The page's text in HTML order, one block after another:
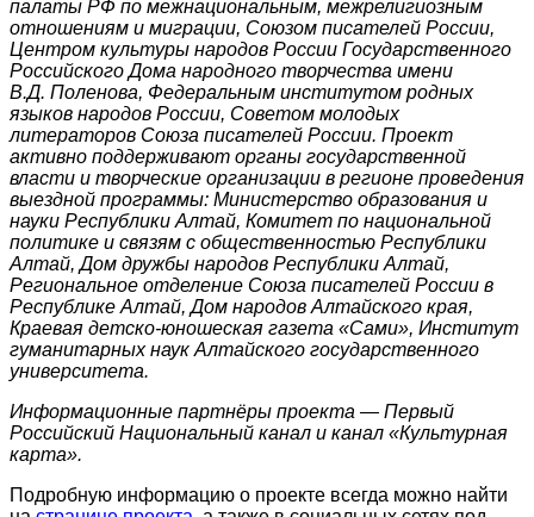
палаты РФ по межнациональным, межрелигиозным
отношениям и миграции, Союзом писателей России,
Центром культуры народов России Государственного
Российского Дома народного творчества имени
В.Д. Поленова, Федеральным институтом родных
языков народов России, Советом молодых
литераторов Союза писателей России. Проект
активно поддерживают органы государственной
власти и творческие организации в регионе проведения
выездной программы: Министерство образования и
науки Республики Алтай, Комитет по национальной
политике и связям с общественностью Республики
Алтай, Дом дружбы народов Республики Алтай,
Региональное отделение Союза писателей России в
Республике Алтай, Дом народов Алтайского края,
Краевая детско-юношеская газета «Сами», Институт
гуманитарных наук Алтайского государственного
университета.
Информационные партнёры проекта — Первый
Российский Национальный канал и канал «Культурная
карта».
Подробную информацию о проекте всегда можно найти